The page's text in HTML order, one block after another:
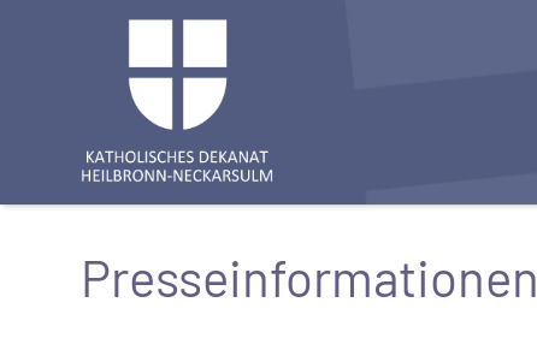
Presseinformationen